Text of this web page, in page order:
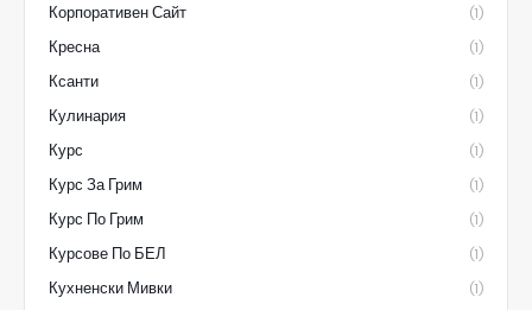
Корпоративен Сайт (1)
Кресна (1)
Ксанти (1)
Кулинария (1)
Курс (1)
Курс За Грим (1)
Курс По Грим (1)
Курсове По БЕЛ (1)
Кухненски Мивки (1)